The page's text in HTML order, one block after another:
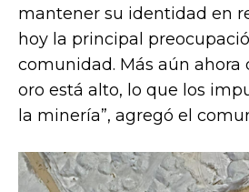
mantener su identidad en
hoy la principal
comunidad. Más aún ahora
oro está alto, lo que los
la minería”, agregó el